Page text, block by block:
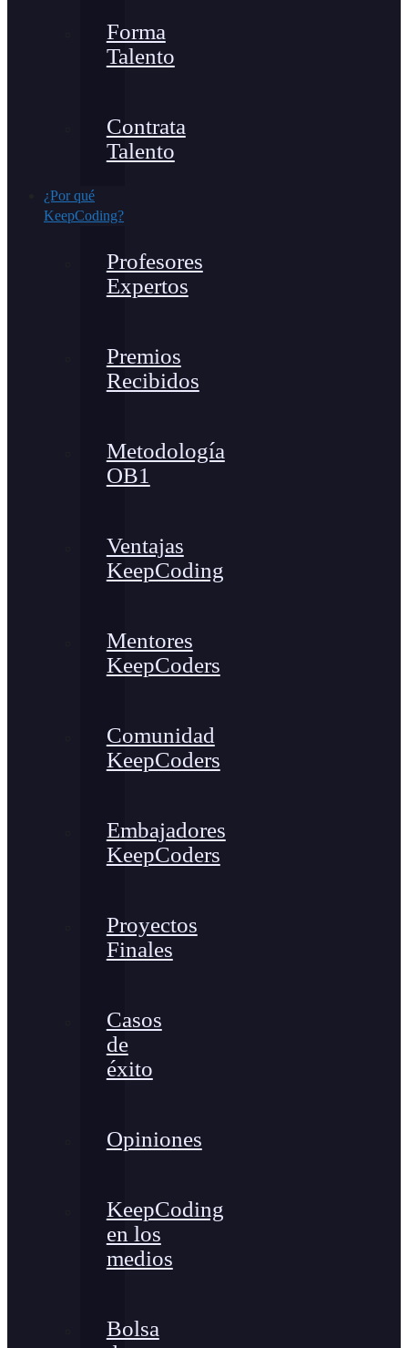
Forma
Talento
Contrata
Talento
¿Por qué
KeepCoding?
Profesores
Expertos
Premios
Recibidos
Metodología
OB1
Ventajas
KeepCoding
Mentores
KeepCoders
Comunidad
KeepCoders
Embajadores
KeepCoders
Proyectos
Finales
Casos
de
éxito
Opiniones
KeepCoding
en los
medios
Bolsa